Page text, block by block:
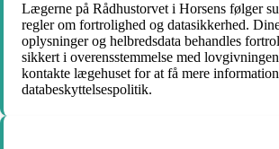
Lægerne på Rådhustorvet i Horsens følger
regler om fortrolighed og datasikkerhed.
oplysninger og helbredsdata behandles
sikkert i overensstemmelse med
kontakte lægehuset for at få mere
databeskyttelsespolitik.